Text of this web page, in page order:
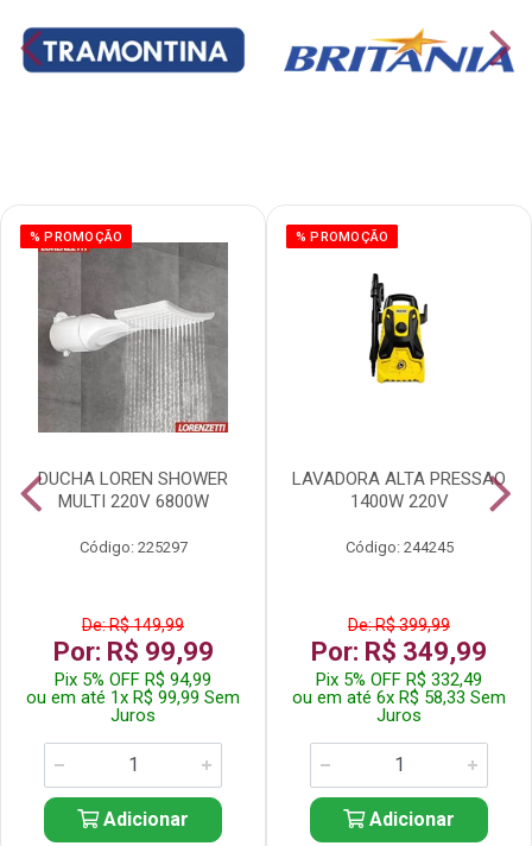
% PROMOÇÃO
DUCHA LOREN SHOWER
MULTI 220V 6800W
Código: 225297
De: R$ 149,99
Por: R$ 99,99
Pix 5% OFF R$ 94,99
ou em até 1x R$ 99,99 Sem
Juros
Adicionar
% PROMOÇÃO
LAVADORA ALTA PRESSAO
1400W 220V
Código: 244245
De: R$ 399,99
Por: R$ 349,99
Pix 5% OFF R$ 332,49
ou em até 6x R$ 58,33 Sem
Juros
Adicionar